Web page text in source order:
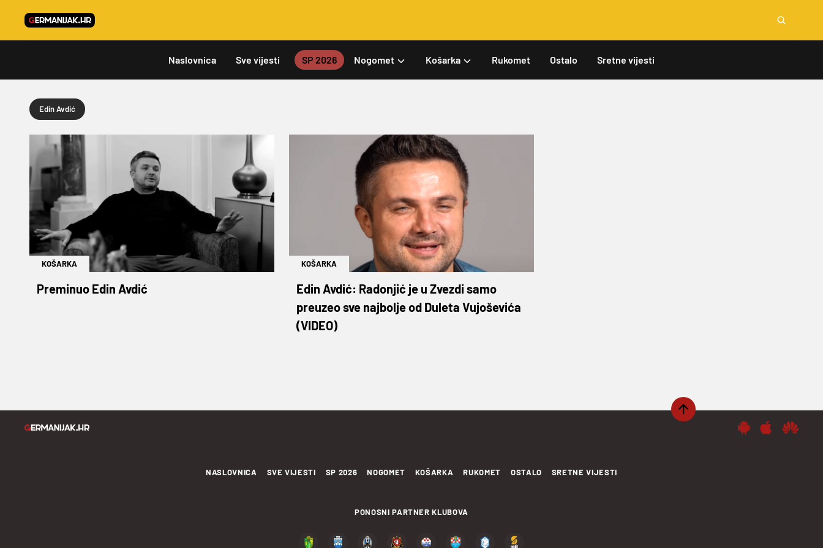
Naslovnica Sve vijesti SP 2026 Nogomet Košarka Rukomet Ostalo Sretne vijesti
Edin Avdić
KOŠARKA
Preminuo Edin Avdić
KOŠARKA
Edin Avdić: Radonjić je u Zvezdi samo
preuzeo sve najbolje od Duleta Vujoševića
(VIDEO)
NASLOVNICA SVE VIJESTI SP 2026 NOGOMET KOŠARKA RUKOMET OSTALO SRETNE VIJESTI
PONOSNI PARTNER KLUBOVA